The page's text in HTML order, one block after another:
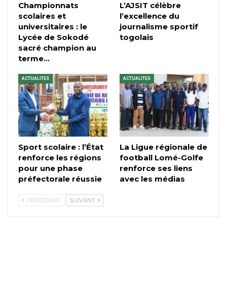
Championnats
scolaires et
universitaires : le
Lycée de Sokodé
sacré champion au
terme…
L’AJSIT célèbre
l’excellence du
journalisme sportif
togolais
ACTUALITES
Sport scolaire : l’État
renforce les régions
pour une phase
préfectorale réussie
ACTUALITES
La Ligue régionale de
football Lomé-Golfe
renforce ses liens
avec les médias
PRÉCÉDENT SUIVANT